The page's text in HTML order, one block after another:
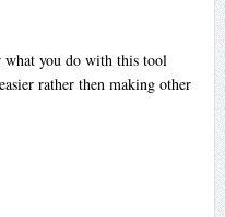
you do with this tool
rather then making other